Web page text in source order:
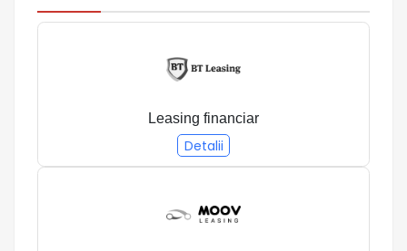
Leasing financiar
Detalii